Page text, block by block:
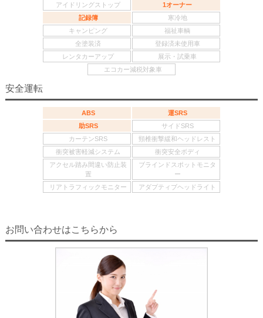
アイドリングストップ
1オーナー
記録簿
寒冷地
キャンピング
福祉車輌
全塗装済
登録済未使用車
レンタカーアップ
展示・試乗車
エコカー減税対象車
安全運転
ABS
運SRS
助SRS
サイドSRS
カーテンSRS
頸椎衝撃緩和ヘッドレスト
衝突被害軽減システム
衝突安全ボディ
アクセル踏み間違い防止装
置
ブラインドスポットモニタ
ー
リアトラフィックモニター
アダプティブヘッドライト
お問い合わせはこちらから